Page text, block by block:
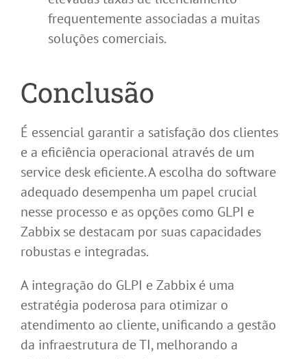
frequentemente associadas a muitas
soluções comerciais.
Conclusão
É essencial garantir a satisfação dos clientes
e a eficiência operacional através de um
service desk eficiente. A escolha do software
adequado desempenha um papel crucial
nesse processo e as opções como GLPI e
Zabbix se destacam por suas capacidades
robustas e integradas.
A integração do GLPI e Zabbix é uma
estratégia poderosa para otimizar o
atendimento ao cliente, unificando a gestão
da infraestrutura de TI, melhorando a